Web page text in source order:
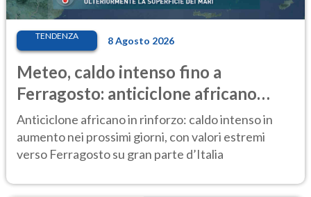
TENDENZA 8 Agosto 2026
Meteo, caldo intenso fino a
Ferragosto: anticiclone africano
ancora protagonista
Anticiclone africano in rinforzo: caldo intenso in
aumento nei prossimi giorni, con valori estremi
verso Ferragosto su gran parte d’Italia